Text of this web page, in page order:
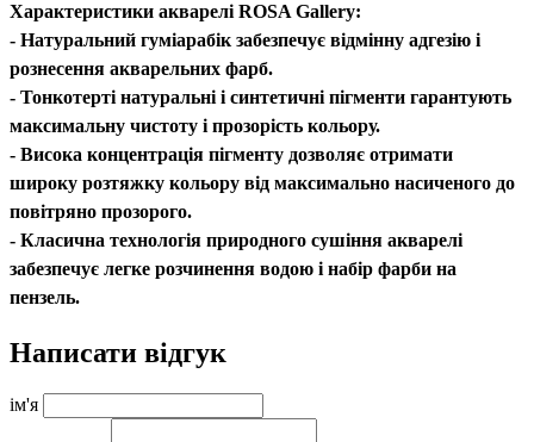
Характеристики акварелі ROSA Gallery:
- Натуральний гуміарабік забезпечує відмінну адгезію і
рознесення акварельних фарб.
- Тонкотерті натуральні і синтетичні пігменти гарантують
максимальну чистоту і прозорість кольору.
- Висока концентрація пігменту дозволяє отримати
широку розтяжку кольору від максимально насиченого до
повітряно прозорого.
- Класична технологія природного сушіння акварелі
забезпечує легке розчинення водою і набір фарби на
пензель.
Написати відгук
ім'я